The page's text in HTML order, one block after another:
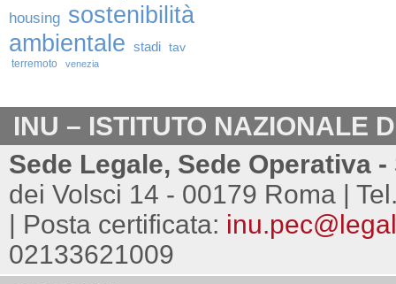
housing sostenibilità
ambientale stadi tav
terremoto venezia
INU – ISTITUTO NAZIONALE
Sede Legale, Sede Operativa
dei Volsci 14 - 00179 Roma |
| Posta certificata:
02133621009